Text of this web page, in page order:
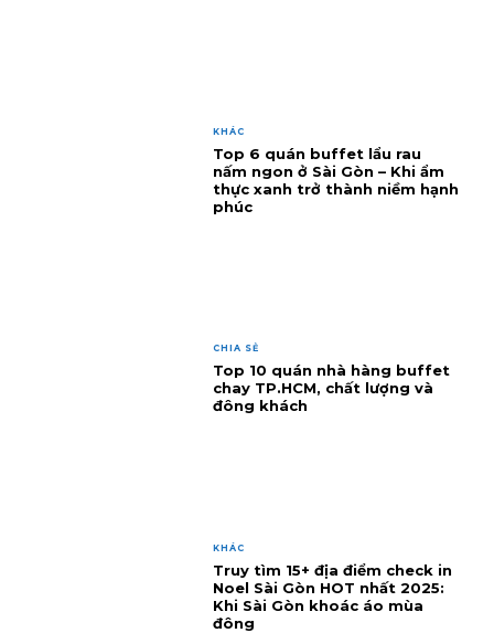
KHÁC
Top 6 quán buffet lẩu rau
nấm ngon ở Sài Gòn – Khi ẩm
thực xanh trở thành niềm hạnh
phúc
CHIA SẺ
Top 10 quán nhà hàng buffet
chay TP.HCM, chất lượng và
đông khách
KHÁC
Truy tìm 15+ địa điểm check in
Noel Sài Gòn HOT nhất 2025:
Khi Sài Gòn khoác áo mùa
đông